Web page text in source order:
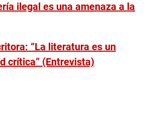
ilegal es una amenaza a la
“La literatura es un
crítica” (Entrevista)